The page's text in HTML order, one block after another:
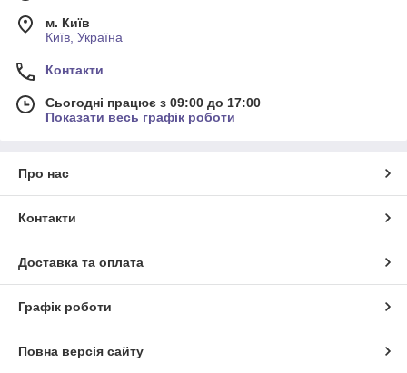
м. Київ
Київ, Україна
Контакти
Сьогодні працює з 09:00 до 17:00
Показати весь графік роботи
Про нас
Контакти
Доставка та оплата
Графік роботи
Повна версія сайту